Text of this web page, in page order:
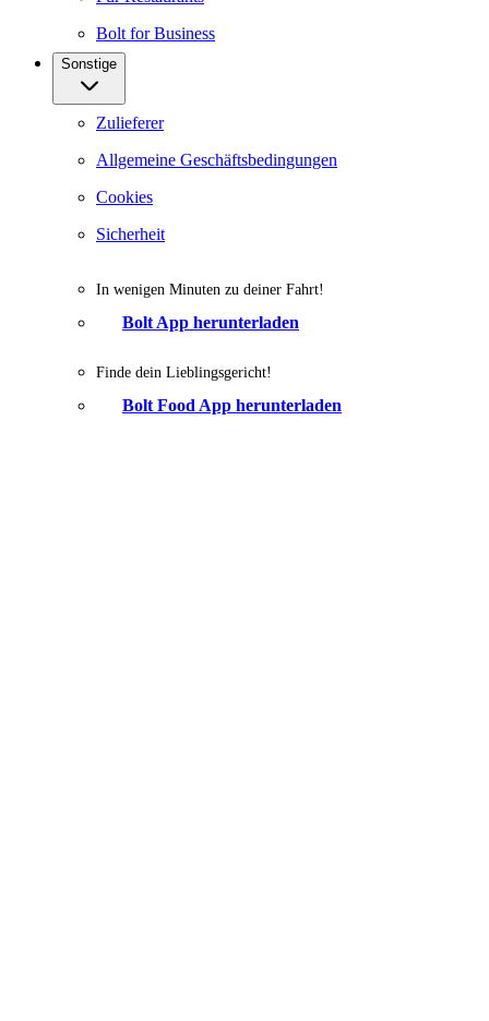
Bolt for Business
Sonstige
Zulieferer
Allgemeine Geschäftsbedingungen
Cookies
Sicherheit
In wenigen Minuten zu deiner Fahrt!
Bolt App herunterladen
Finde dein Lieblingsgericht!
Bolt Food App herunterladen